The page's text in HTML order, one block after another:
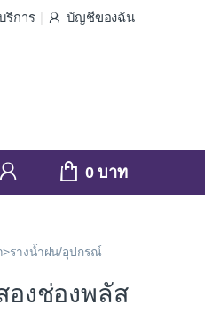
ริการ บัญชีของฉัน
0
>รางน้ำฝน/อุปกรณ์
องช่องพลัส